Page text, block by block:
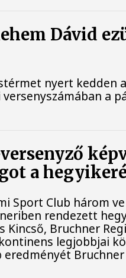
Dávid
nyert kedden
a
a
Sport Club három
rendezett
Bruchner
legjobbjai